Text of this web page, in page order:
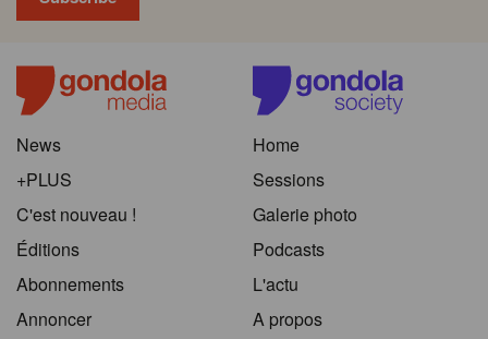
News
+PLUS
C'est nouveau !
Éditions
Abonnements
Annoncer
Home
Sessions
Galerie photo
Podcasts
L'actu
A propos